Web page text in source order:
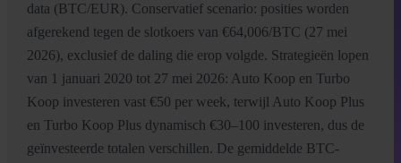
data (BTC/EUR). Conservatief scenario: posities worden
afgerekend tegen de slotkoers van €64,006/BTC (27 mei
2026), exclusief de daling die erop volgde. Strategieën lopen
van 1 januari 2020 tot 27 mei 2026: Auto Koop en Turbo
Koop investeren vast €50 per week, terwijl Auto Koop Plus
en Turbo Koop Plus dynamisch €30–100 investeren, dus de
geïnvesteerde totalen verschillen. De gemiddelde BTC-